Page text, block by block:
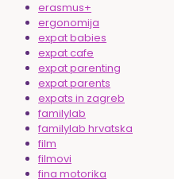
erasmus+
ergonomija
expat babies
expat cafe
expat parenting
expat parents
expats in zagreb
familylab
familylab hrvatska
film
filmovi
fina motorika